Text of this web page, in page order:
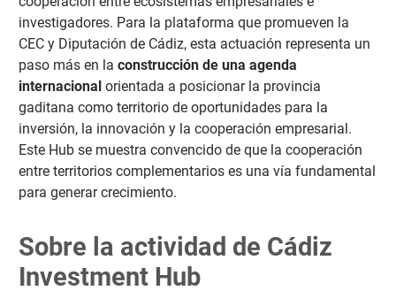
investigadores. Para la plataforma que promueven la
CEC y Diputación de Cádiz, esta actuación representa un
paso más en la construcción de una agenda
internacionalorientada a posicionar la provincia
gaditana como territorio de oportunidades para la
inversión, la innovación y la cooperación empresarial.
Este Hub se muestra convencido de que la cooperación
entre territorios complementarios es una vía fundamental
para generar crecimiento.
Sobre la actividad de Cádiz
Investment Hub